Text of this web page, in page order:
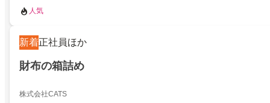
人気
新着正社員ほか
財布の箱詰め
株式会社CATS